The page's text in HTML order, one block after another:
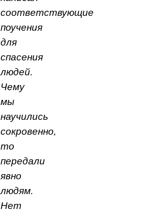
соответствующие
поучения
для
спасения
людей.
Чему
мы
научились
сокровенно,
то
передали
явно
людям.
Нет